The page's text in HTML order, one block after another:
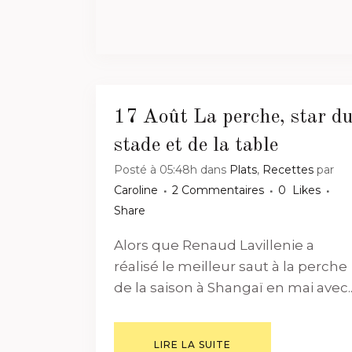
17 Août La perche, star du
stade et de la table
Posté à 05:48h dans Plats, Recettes par
Caroline
2 Commentaires 0
Likes
Share
Alors que Renaud Lavillenie a
réalisé le meilleur saut à la perche
de la saison à Shangaï en mai
LIRE LA SUITE